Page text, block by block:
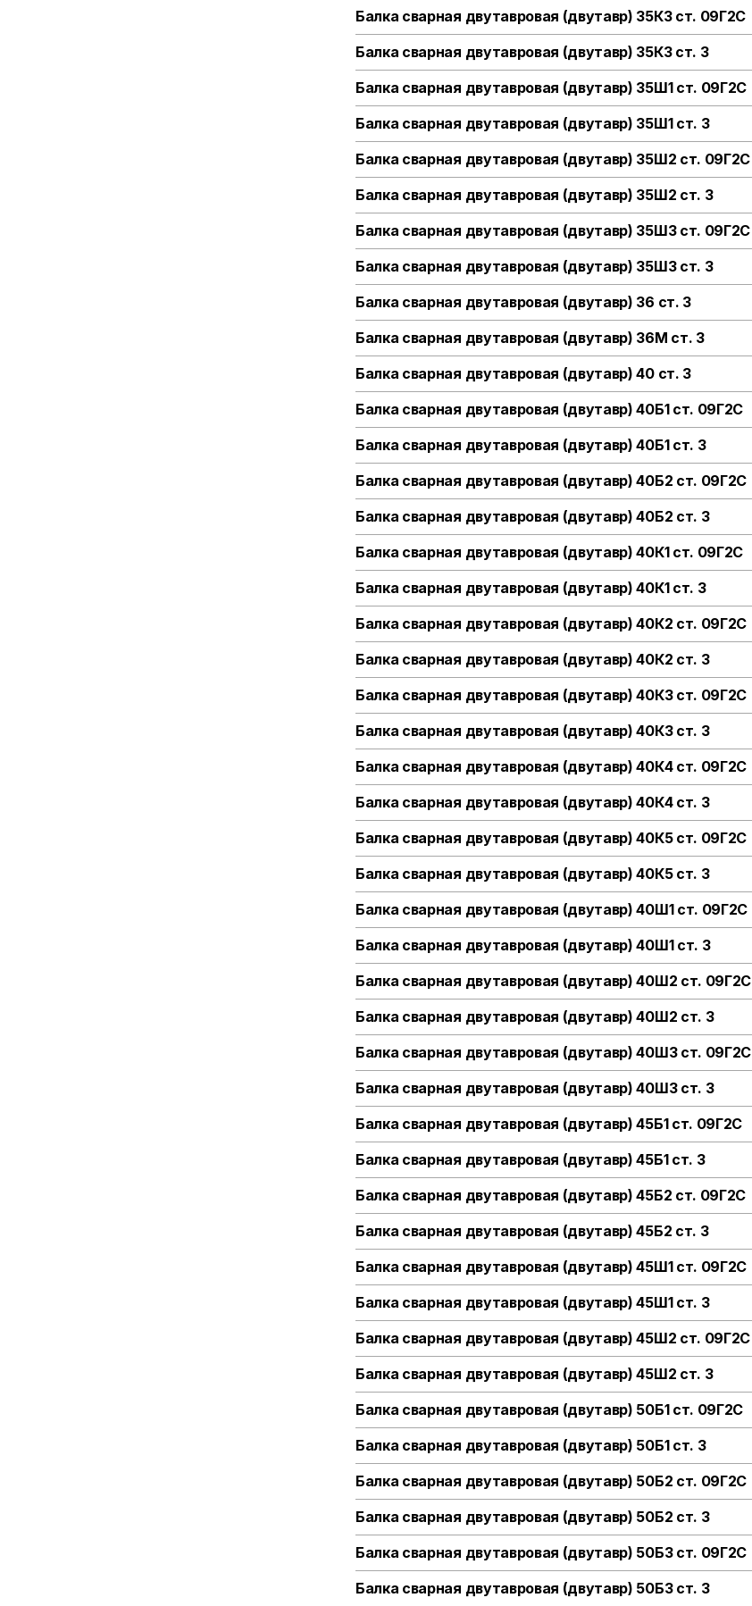
Балка сварная двутавровая (двутавр) 35К3 ст. 09Г2С
Балка сварная двутавровая (двутавр) 35К3 ст. 3
Балка сварная двутавровая (двутавр) 35Ш1 ст. 09Г2С
Балка сварная двутавровая (двутавр) 35Ш1 ст. 3
Балка сварная двутавровая (двутавр) 35Ш2 ст. 09Г2С
Балка сварная двутавровая (двутавр) 35Ш2 ст. 3
Балка сварная двутавровая (двутавр) 35Ш3 ст. 09Г2С
Балка сварная двутавровая (двутавр) 35Ш3 ст. 3
Балка сварная двутавровая (двутавр) 36 ст. 3
Балка сварная двутавровая (двутавр) 36М ст. 3
Балка сварная двутавровая (двутавр) 40 ст. 3
Балка сварная двутавровая (двутавр) 40Б1 ст. 09Г2С
Балка сварная двутавровая (двутавр) 40Б1 ст. 3
Балка сварная двутавровая (двутавр) 40Б2 ст. 09Г2С
Балка сварная двутавровая (двутавр) 40Б2 ст. 3
Балка сварная двутавровая (двутавр) 40К1 ст. 09Г2С
Балка сварная двутавровая (двутавр) 40К1 ст. 3
Балка сварная двутавровая (двутавр) 40К2 ст. 09Г2С
Балка сварная двутавровая (двутавр) 40К2 ст. 3
Балка сварная двутавровая (двутавр) 40К3 ст. 09Г2С
Балка сварная двутавровая (двутавр) 40К3 ст. 3
Балка сварная двутавровая (двутавр) 40К4 ст. 09Г2С
Балка сварная двутавровая (двутавр) 40К4 ст. 3
Балка сварная двутавровая (двутавр) 40К5 ст. 09Г2С
Балка сварная двутавровая (двутавр) 40К5 ст. 3
Балка сварная двутавровая (двутавр) 40Ш1 ст. 09Г2С
Балка сварная двутавровая (двутавр) 40Ш1 ст. 3
Балка сварная двутавровая (двутавр) 40Ш2 ст. 09Г2С
Балка сварная двутавровая (двутавр) 40Ш2 ст. 3
Балка сварная двутавровая (двутавр) 40Ш3 ст. 09Г2С
Балка сварная двутавровая (двутавр) 40Ш3 ст. 3
Балка сварная двутавровая (двутавр) 45Б1 ст. 09Г2С
Балка сварная двутавровая (двутавр) 45Б1 ст. 3
Балка сварная двутавровая (двутавр) 45Б2 ст. 09Г2С
Балка сварная двутавровая (двутавр) 45Б2 ст. 3
Балка сварная двутавровая (двутавр) 45Ш1 ст. 09Г2С
Балка сварная двутавровая (двутавр) 45Ш1 ст. 3
Балка сварная двутавровая (двутавр) 45Ш2 ст. 09Г2С
Балка сварная двутавровая (двутавр) 45Ш2 ст. 3
Балка сварная двутавровая (двутавр) 50Б1 ст. 09Г2С
Балка сварная двутавровая (двутавр) 50Б1 ст. 3
Балка сварная двутавровая (двутавр) 50Б2 ст. 09Г2С
Балка сварная двутавровая (двутавр) 50Б2 ст. 3
Балка сварная двутавровая (двутавр) 50Б3 ст. 09Г2С
Балка сварная двутавровая (двутавр) 50Б3 ст. 3